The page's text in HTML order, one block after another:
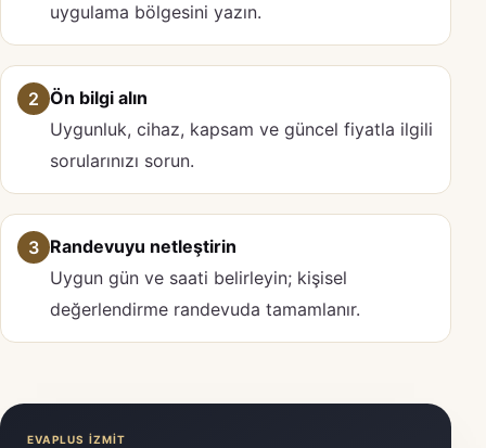
uygulama bölgesini yazın.
2 Ön bilgi alın
Uygunluk, cihaz, kapsam ve güncel fiyatla ilgili
sorularınızı sorun.
3 Randevuyu netleştirin
Uygun gün ve saati belirleyin; kişisel
değerlendirme randevuda tamamlanır.
EVAPLUS İZMİT